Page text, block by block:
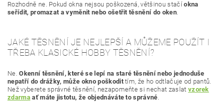
Rozhodně ne. Pokud okna nejsou poškozená, většinou stačíokna
seřídit, promazat a vyměnit nebo ošetřit těsnění do oken.
JAKÉ TĚSNĚNÍ JE NEJLEPŠÍ A MŮŽEME POUŽÍT I
TŘEBA KLASICKÉ HOBBY TĚSNĚNÍ?
Ne.Okenní těsnění, které se lepí na staré těsnění nebo jednoduše
nepatří do drážky, může okno poškodittím, že ho odtlačuje od pantů.
Než vyberete správné těsnění, nezapomeňte si nechat zaslat vzorek
zdarmaať máte jistotu, že objednáváte to správné.